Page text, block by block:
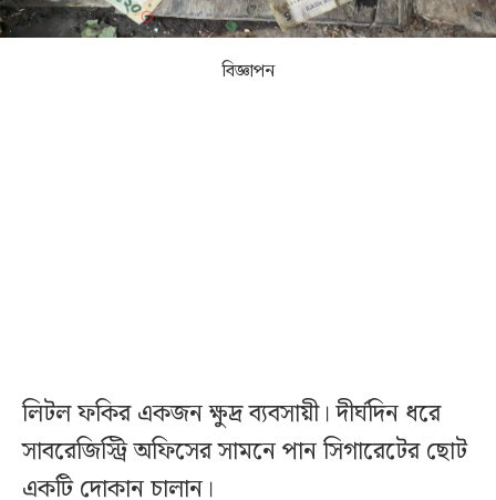
বিজ্ঞাপন
লিটল ফকির একজন ক্ষুদ্র ব্যবসায়ী। দীর্ঘদিন ধরে
সাবরেজিস্ট্রি অফিসের সামনে পান সিগারেটের ছোট
একটি দোকান চালান।